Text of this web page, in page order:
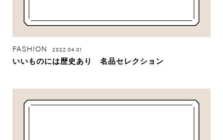
FASHION 2022.04.01
いいものには歴史あり 名品セレクション